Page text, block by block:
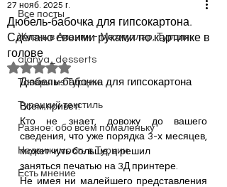
Все посты
Жизнь в Алании - Махмутлар, Турция
alanya_desserts
Товары из Турции
Турецкий текстиль
Разное: обо всем помаленьку
Недвижимость в Турции
Есть мнение
Дюбель‑бабочка для гипсокартона.
Сделано своими руками по картинке в
голове
27 нояб. 2025 г.
Оценка: не число из 5 звезд.
Дюбель‑бабочка для гипсокартона
Всем привет!
Кто не знает, довожу до вашего
сведения, что уже порядка 3-х месяцев,
может чуть больше, я решил
заняться печатью на 3Д принтере.
Не имея ни малейшего представления